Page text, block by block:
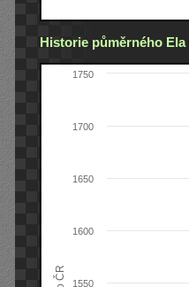
Historie půměrného
1550
1600
1650
1700
1750